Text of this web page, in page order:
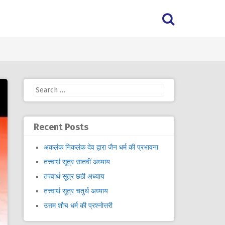
Search
Recent Posts
अकलंक निकलंक देव द्वारा जैन धर्म की प्रभावना
तत्त्वार्थ सूत्र सातवीं अध्याय
तत्त्वार्थ सूत्र छठी अध्याय
तत्त्वार्थ सूत्र चतुर्थ अध्याय
उत्तम शौच धर्म की प्रश्नोत्तरी